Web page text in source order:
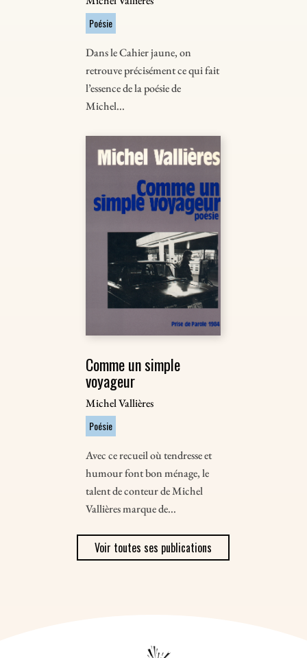
Poésie
Dans le Cahier jaune, on
retrouve précisément ce qui fait
l’essence de la poésie de
Michel...
Comme un simple
voyageur
Michel Vallières
Poésie
Avec ce recueil où tendresse et
humour font bon ménage, le
talent de conteur de Michel
Vallières marque de...
Voir toutes ses publications